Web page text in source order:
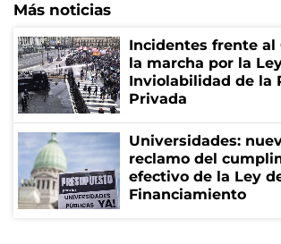
Más noticias
Incidentes frente al
la marcha por la
Inviolabilidad de la
Privada
Universidades:
reclamo del
efectivo de la Ley
Financiamiento